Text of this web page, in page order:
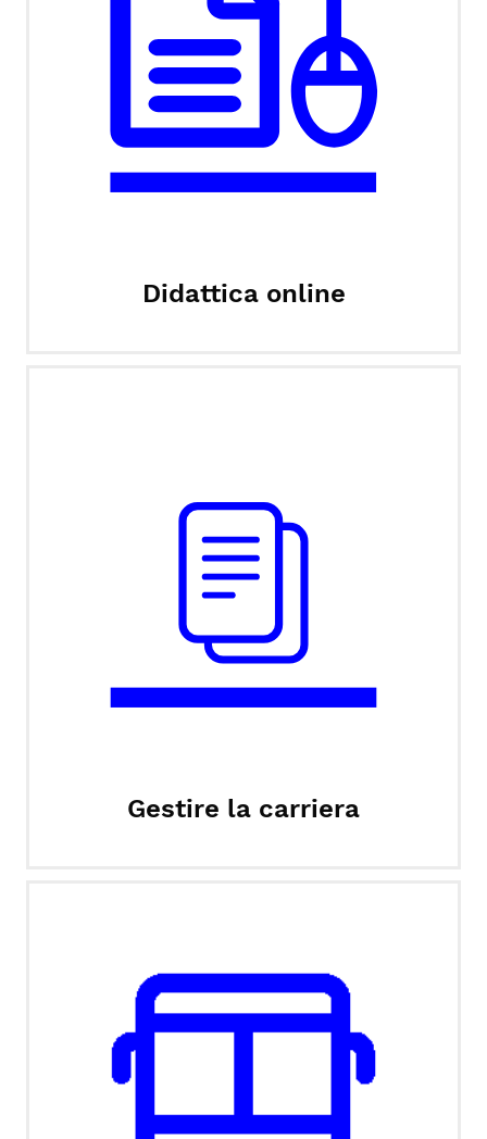
Didattica online
Gestire la carriera